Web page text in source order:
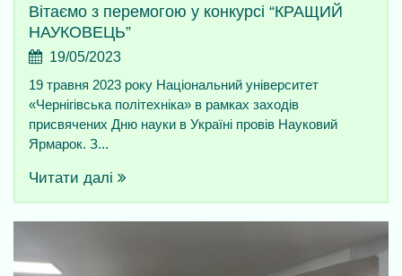
Вітаємо з перемогою у конкурсі “КРАЩИЙ
НАУКОВЕЦЬ”
19/05/2023
19 травня 2023 року Національний університет
«Чернігівська політехніка» в рамках заходів
присвячених Дню науки в Україні провів Науковий
Ярмарок. З...
Читати далі